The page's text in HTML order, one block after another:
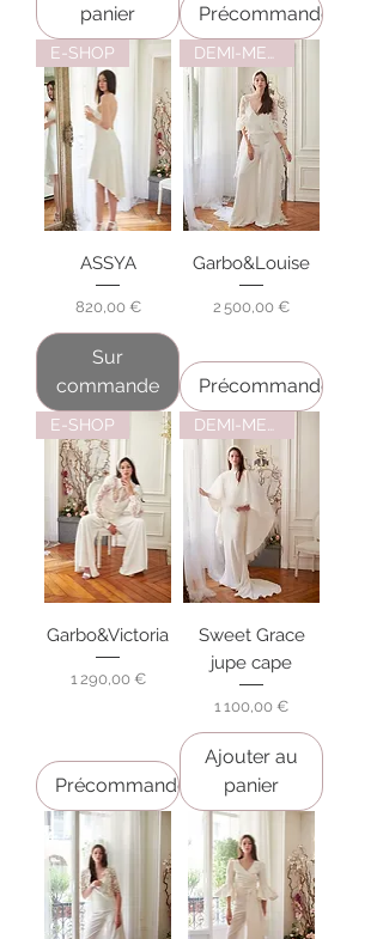
panier
Précommander
E-SHOP
ASSYA
Prix
820,00 €
Sur
commande
Garbo&Louise
Prix
2 500,00 €
Précommander
E-SHOP
Garbo&Victoria
Prix
1 290,00 €
Précommander
Sweet Grace
jupe cape
Prix
1 100,00 €
Ajouter au
panier